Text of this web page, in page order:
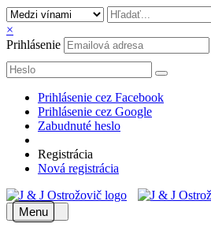
×
Prihlásenie
Prihlásenie cez Facebook
Prihlásenie cez Google
Zabudnuté heslo
Registrácia
Nová registrácia
Menu